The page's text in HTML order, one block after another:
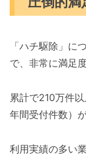
「ハチ駆除」に
で、非常に満足
累計で210万件
年間受付件数）
利用実績の多い